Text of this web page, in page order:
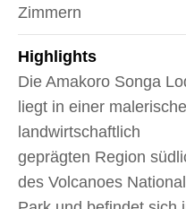
Zimmern
Highlights
Die Amakoro Songa
liegt in einer
landwirtschaftlich
geprägten Region
des Volcanoes National